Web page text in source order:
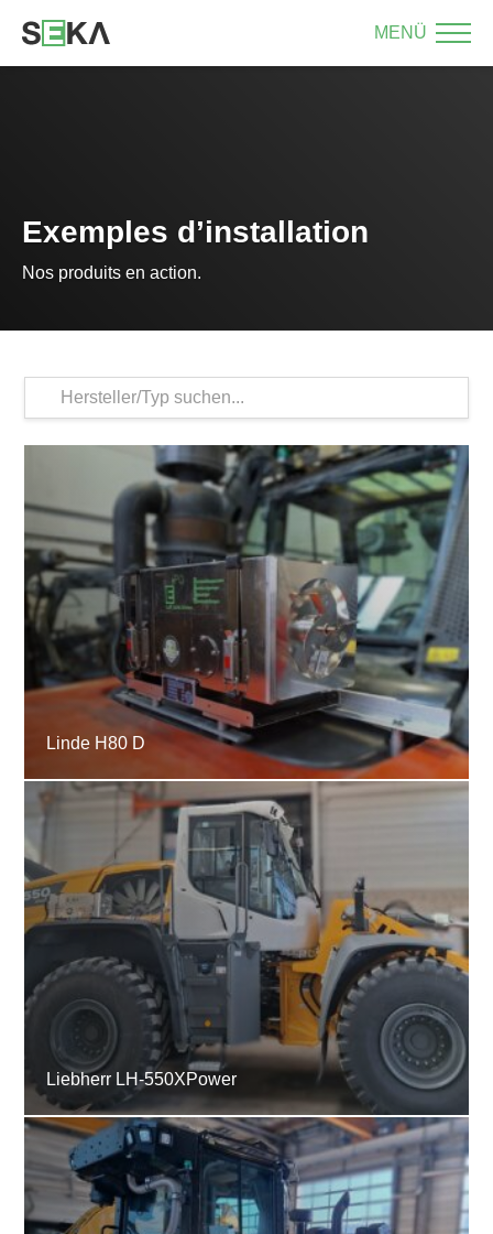
MENÜ
Exemples d’installation
Nos produits en action.
Linde H80 D
Liebherr LH-550XPower